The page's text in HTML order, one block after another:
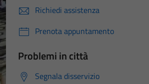
Richiedi assistenza
Prenota appuntamento
Problemi in città
Segnala disservizio